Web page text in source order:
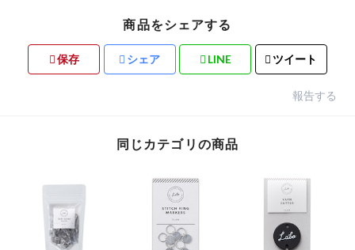
商品をシェアする
保存 シェア LINE ツイート
報告する
同じカテゴリの商品